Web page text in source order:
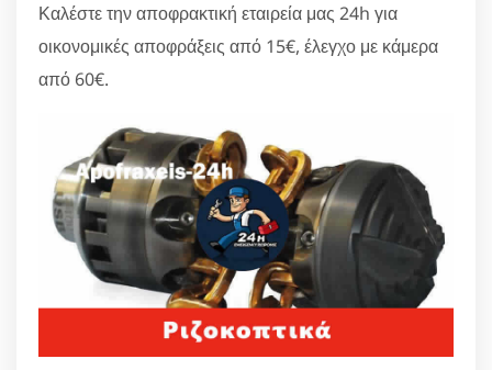
Καλέστε την αποφρακτική εταιρεία μας 24h για
οικονομικές αποφράξεις από 15€, έλεγχο με κάμερα
από 60€.